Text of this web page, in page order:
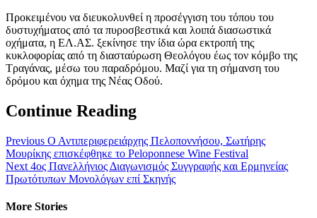
Προκειμένου να διευκολυνθεί η προσέγγιση του τόπου του
δυστυχήματος από τα πυροσβεστικά και λοιπά διασωστικά
οχήματα, η ΕΛ.ΑΣ. ξεκίνησε την ίδια ώρα εκτροπή της
κυκλοφορίας από τη διασταύρωση Θεολόγου έως τον κόμβο της
Τραγάνας, μέσω του παραδρόμου. Μαζί για τη σήμανση του
δρόμου και όχημα της Νέας Οδού.
Continue Reading
Previous Ο Αντιπεριφερειάρχης Πελοποννήσου, Σωτήρης
Μουρίκης επισκέφθηκε το Peloponnese Wine Festival
Next 4ος Πανελλήνιος Διαγωνισμός Συγγραφής και Ερμηνείας
Πρωτότυπων Μονολόγων επί Σκηνής
More Stories